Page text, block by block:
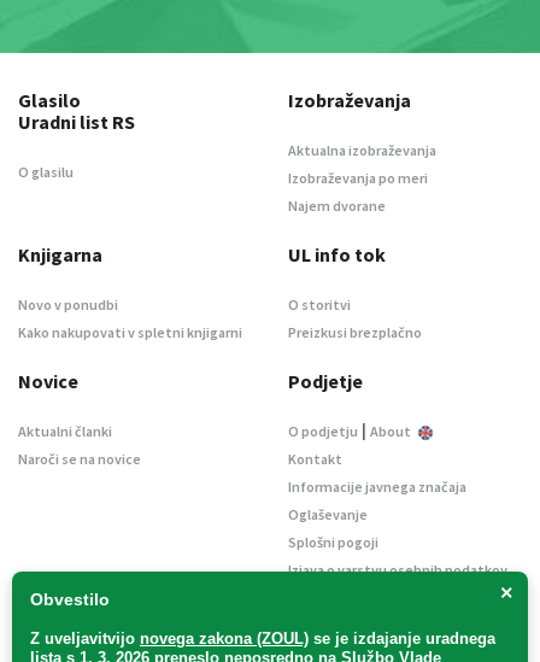
×
Obvestilo
Z uveljavitvijo novega zakona (ZOUL) se je izdajanje uradnega
lista s 1. 3. 2026 preneslo neposredno na Službo Vlade
Glasilo
Uradni list RS
O glasilu
Izobraževanja
Aktualna izobraževanja
Izobraževanja po meri
Najem dvorane
Knjigarna
Novo v ponudbi
Kako nakupovati v spletni knjigarni
UL info tok
O storitvi
Preizkusi brezplačno
Novice
Aktualni članki
Naroči se na novice
Podjetje
O podjetju | About
Kontakt
Informacije javnega značaja
Oglaševanje
Splošni pogoji
Izjava o varstvu osebnih podatkov